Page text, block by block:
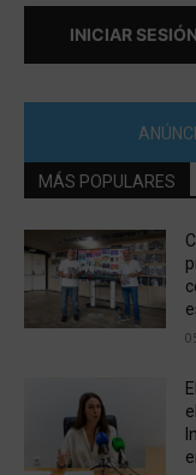
INICIAR
MÁS POPULARES